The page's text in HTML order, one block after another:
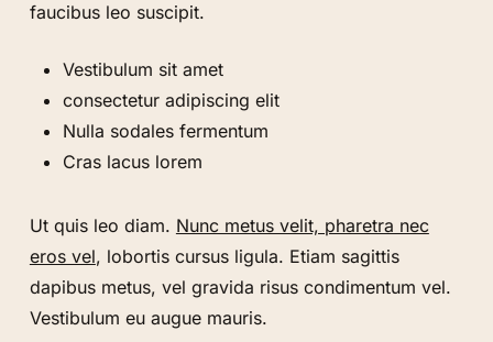
faucibus leo suscipit.
Vestibulum sit amet
consectetur adipiscing elit
Nulla sodales fermentum
Cras lacus lorem
Ut quis leo diam. Nunc metus velit, pharetra nec
eros vel, lobortis cursus ligula. Etiam sagittis
dapibus metus, vel gravida risus condimentum vel.
Vestibulum eu augue mauris.